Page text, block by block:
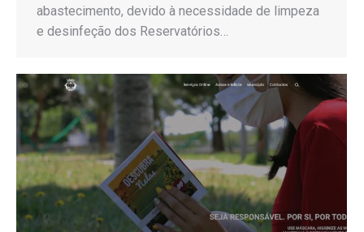
abastecimento, devido à necessidade de limpeza
e desinfeção dos Reservatórios…